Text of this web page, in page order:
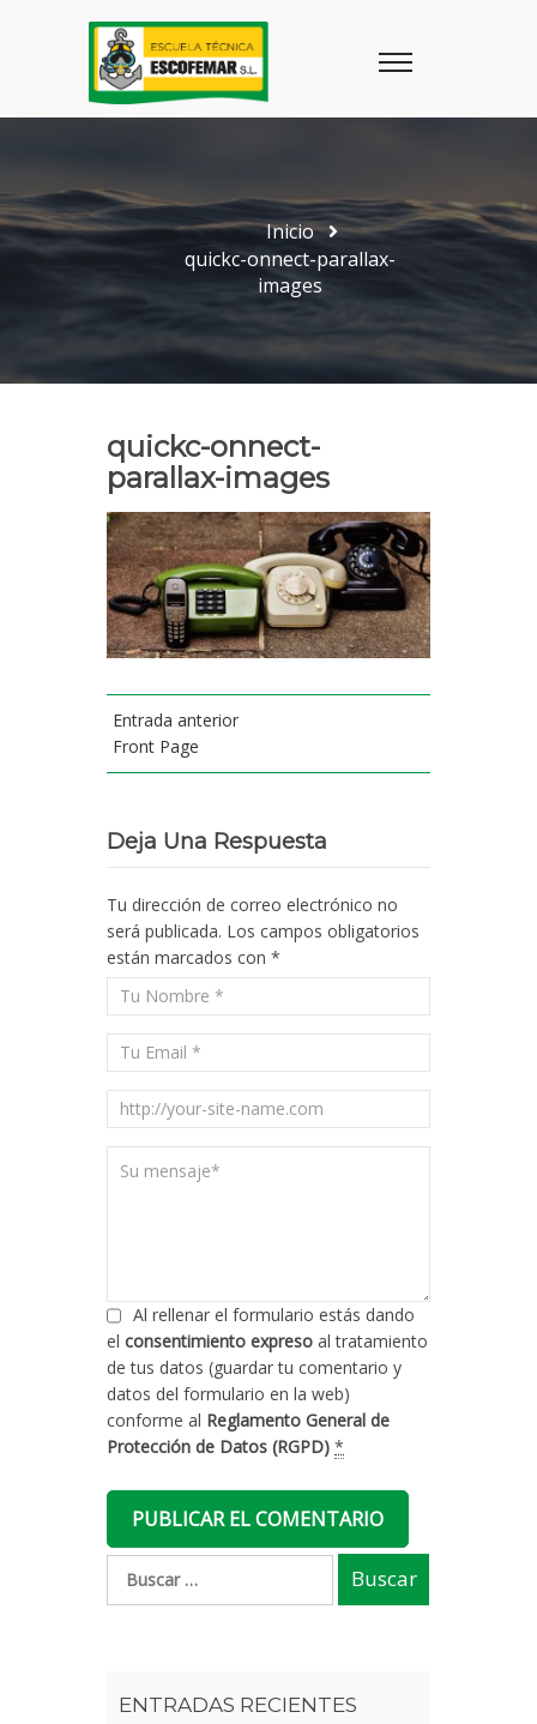
Inicio
quickc-onnect-parallax-
images
quickc-onnect-
parallax-images
Entrada anterior
Front Page
Deja Una Respuesta
Tu dirección de correo electrónico no
será publicada. Los campos obligatorios
están marcados con *
Al rellenar el formulario estás dando
el consentimiento expreso al tratamiento
de tus datos (guardar tu comentario y
datos del formulario en la web)
conforme al Reglamento General de
Protección de Datos (RGPD) *
ENTRADAS RECIENTES